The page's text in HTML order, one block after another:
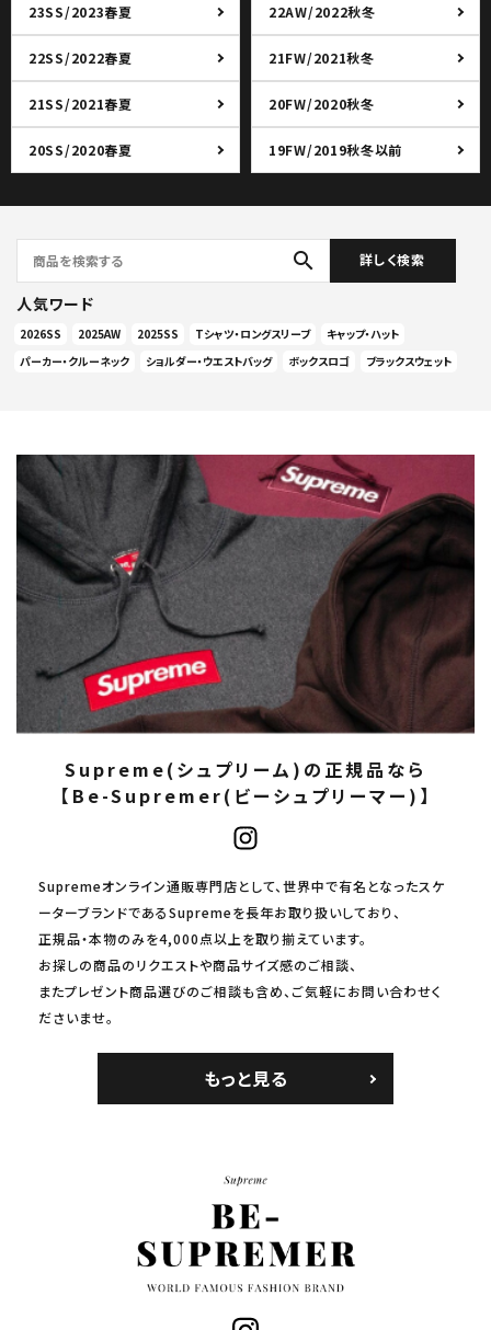
23SS/2023春夏 22AW/2022秋冬
22SS/2022春夏 21FW/2021秋冬
21SS/2021春夏 20FW/2020秋冬
20SS/2020春夏 19FW/2019秋冬以前
search 詳しく検索
人気ワード
2026SS 2025AW 2025SS Tシャツ・ロングスリーブ
キャップ・ハット
パーカー・クルーネック
ショルダー・ウエストバッグ ボックスロゴ ブラックスウェット
Supreme(シュプリーム)の正規品なら
【Be-Supremer(ビーシュプリーマー)】
Supremeオンライン通販専門店として、世界中で有名となったスケ
ーターブランドであるSupremeを長年お取り扱いしており、
正規品・本物のみを4,000点以上を取り揃えています。
お探しの商品のリクエストや商品サイズ感のご相談、
またプレゼント商品選びのご相談も含め、ご気軽にお問い合わせく
ださいませ。
もっと見る